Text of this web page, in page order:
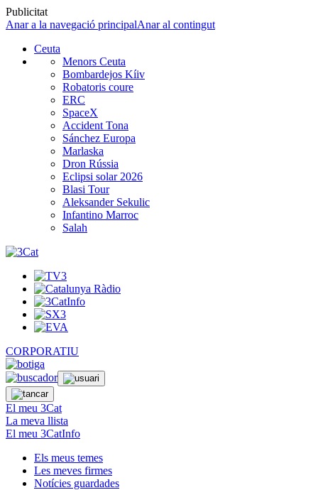
Publicitat
Anar a la navegació principalAnar al contingut
Ceuta
Menors Ceuta
Bombardejos Kíiv
Robatoris coure
ERC
SpaceX
Accident Tona
Sánchez Europa
Marlaska
Dron Rússia
Eclipsi solar 2026
Blasi Tour
Aleksander Sekulic
Infantino Marroc
Salah
CORPORATIU
El meu 3Cat
La meva llista
El meu 3CatInfo
Els meus temes
Les meves firmes
Notícies guardades